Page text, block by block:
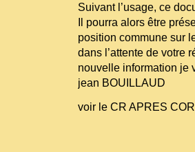
Suivant l’usage, ce
Il pourra alors être
position commune sur
dans l’attente de votre
nouvelle information je
jean BOUILLAUD
voir le CR APRES